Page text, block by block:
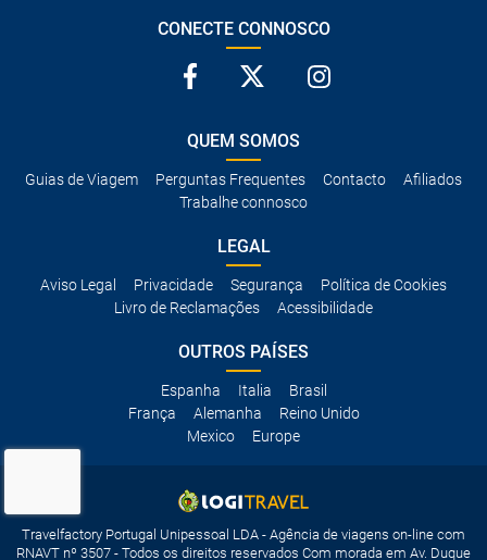
CONECTE CONNOSCO
QUEM SOMOS
Guias de Viagem Perguntas Frequentes Contacto
Afiliados
Trabalhe connosco
LEGAL
Aviso Legal Privacidade Segurança
Política de Cookies
Livro de Reclamações
Acessibilidade
OUTROS PAÍSES
Espanha Italia
Brasil
França
Alemanha
Reino Unido
Mexico
Europe
Travelfactory Portugal Unipessoal LDA - Agência de viagens on-line com
RNAVT nº 3507 - Todos os direitos reservados Com morada em Av. Duque